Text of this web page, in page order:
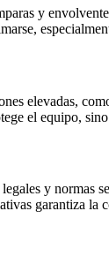
y
elevadas,
el equipo,
y normas
garantiza